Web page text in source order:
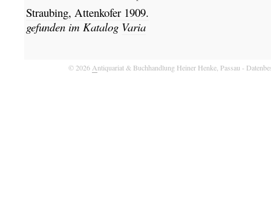
Straubing, Attenkofer 1909.
gefunden im Katalog Varia
© 2026Antiquariat & Buchhandlung Heiner Henke, Passau -